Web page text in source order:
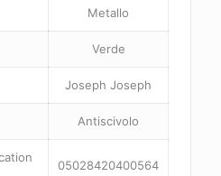
Metallo
Verde
Joseph Joseph
Antiscivolo
05028420400564